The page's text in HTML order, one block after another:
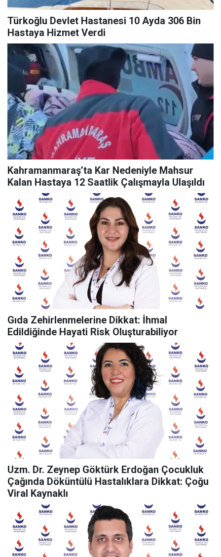
Türkoğlu Devlet Hastanesi 10 Ayda 306 Bin
Hastaya Hizmet Verdi
Kahramanmaraş’ta Kar Nedeniyle Mahsur
Kalan Hastaya 12 Saatlik Çalışmayla Ulaşıldı
Gıda Zehirlenmelerine Dikkat: İhmal
Edildiğinde Hayati Risk Oluşturabiliyor
Uzm. Dr. Zeynep Göktürk Erdoğan Çocukluk
Çağında Döküntülü Hastalıklara Dikkat: Çoğu
Viral Kaynaklı